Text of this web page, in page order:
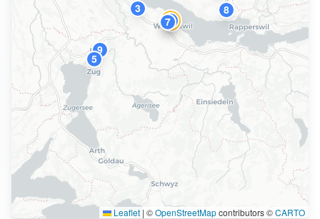
1
2
3
5
6
7
8
9
Leaflet | ©OpenStreetMapcontributors ©CARTO